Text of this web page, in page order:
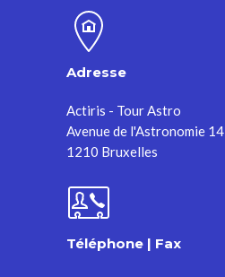
Adresse
Actiris - Tour Astro
Avenue de l'Astronomie 14
1210 Bruxelles
Téléphone | Fax